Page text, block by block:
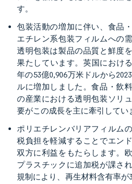
す。
包装活動の増加に伴い、食品
エチレン系包装フィルムへの
透明包装は製品の品質と鮮度
果たしています。英国におけ
年の53億0,906万米ドルから
ルに増加しました。食品・飲
の産業における透明包装ソリ
要がこの成長を主に牽引してい
ポリエチレンバリアフィルム
税負担を軽減することでエン
双方に利益をもたらします。
プラスチックに追加税が課さ
規制により、再生材料含有率が